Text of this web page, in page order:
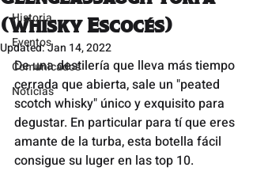
Historia
Eventos
Comunicados
Noticias
(Whisky Escocés)
Updated:Jan 14, 2022
De una destilería que lleva más tiempo
cerrada que abierta, sale un "peated
scotch whisky" único y exquisito para
degustar. En particular para tí que eres
amante de la turba, esta botella fácil
consigue su luger en las top 10.